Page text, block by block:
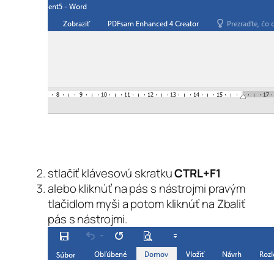
stlačiť klávesovú skratkuCTRL+F1
alebo kliknúť na pás s nástrojmi pravým
tlačidlom myši a potom kliknúť na Zbaliť
pás s nástrojmi.